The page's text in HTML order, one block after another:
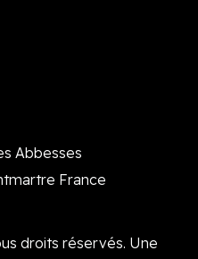
Abbesses
France
droits réservés. Une